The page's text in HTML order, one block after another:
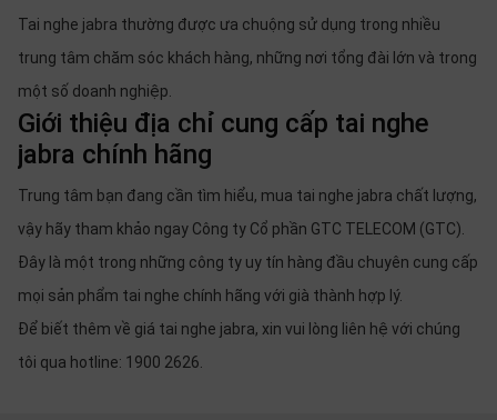
Tai nghe jabra thường được ưa chuộng sử dụng trong nhiều
trung tâm chăm sóc khách hàng, những nơi tổng đài lớn và trong
một số doanh nghiệp.
Giới thiệu địa chỉ cung cấp tai nghe
jabra chính hãng
Trung tâm bạn đang cần tìm hiểu, mua tai nghe jabra chất lượng,
vậy hãy tham khảo ngay Công ty Cổ phần GTC TELECOM (GTC).
Đây là một trong những công ty uy tín hàng đầu chuyên cung cấp
mọi sản phẩm tai nghe chính hãng với già thành hợp lý.
Để biết thêm về giá tai nghe jabra, xin vui lòng liên hệ với chúng
tôi qua hotline: 1900 2626.